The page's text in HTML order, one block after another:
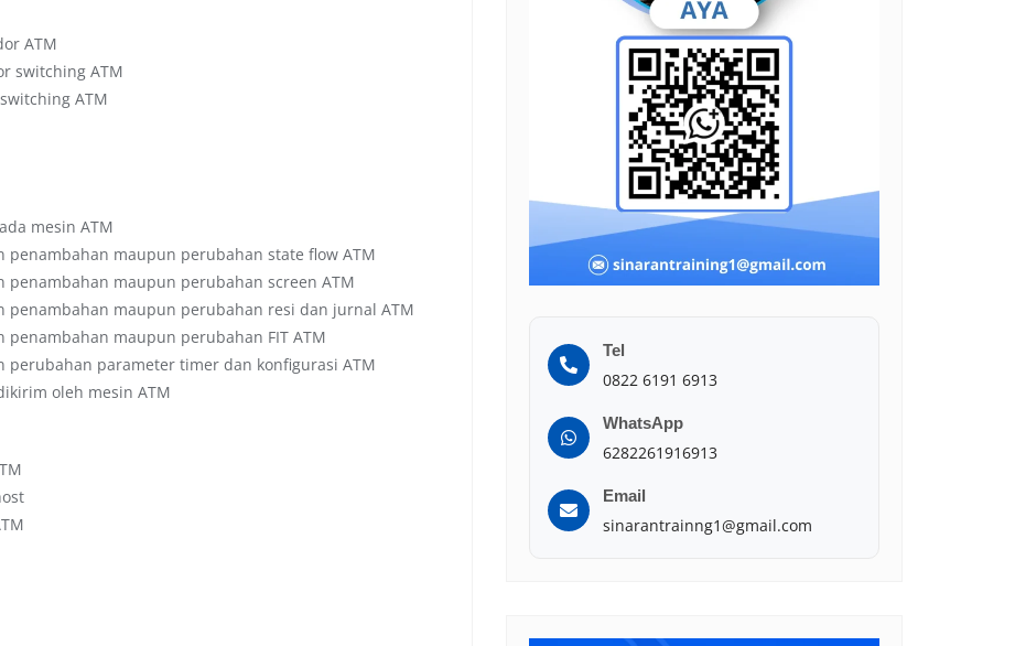
ATM
switching ATM
ATM
mesin ATM
maupun perubahan state flow ATM
maupun perubahan screen ATM
penambahan maupun perubahan resi dan jurnal ATM
maupun perubahan FIT ATM
perubahan parameter timer dan konfigurasi ATM
oleh mesin ATM
Tel
0822 6191 6913
WhatsApp
6282261916913
Email
sinarantrainng1@gmail.com